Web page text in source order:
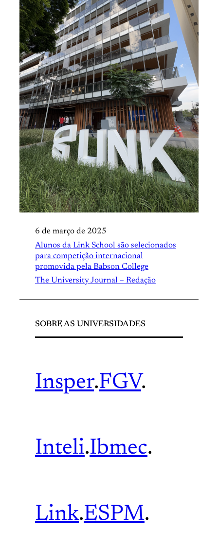
6 de março de 2025
Alunos da Link School são selecionados
para competição internacional
promovida pela Babson College
The University Journal – Redação
SOBRE AS UNIVERSIDADES
Insper.FGV.
Inteli.Ibmec.
Link.ESPM.